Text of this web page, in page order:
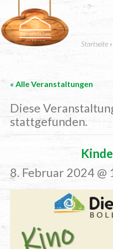
Startseite »
« Alle Veranstaltungen
Diese
stattgefunden.
8. Februar 2024 @